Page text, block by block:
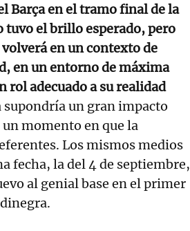
Barça en el tramo final de la
tuvo el brillo esperado, pero
en un contexto de
en un entorno de máxima
rol adecuado a su realidad
supondría un gran impacto
momento en que la
Los mismos medios
fecha, la del 4 de septiembre,
al genial base en el primer